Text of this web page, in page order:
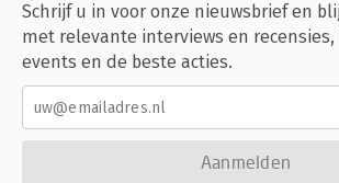
Schrijf u in voor onze nieuwsbrief en
met relevante interviews en
events en de beste acties.
Aanmelden